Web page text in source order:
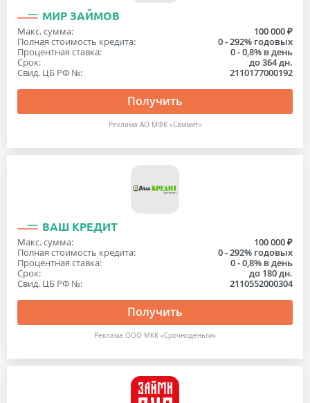
МИР ЗАЙМОВ
Макс. сумма:
100 000 ₽
Полная стоимость кредита:
0 - 292% годовых
Процентная ставка:
0 - 0,8% в день
Срок:
до 364 дн.
Свид. ЦБ РФ №:
2110177000192
Получить
Реклама АО МФК «Саммит»
ВАШ КРЕДИТ
Макс. сумма:
100 000 ₽
Полная стоимость кредита:
0 - 292% годовых
Процентная ставка:
0 - 0,8% в день
Срок:
до 180 дн.
Свид. ЦБ РФ №:
2110552000304
Получить
Реклама ООО МКК «Срочноденьги»